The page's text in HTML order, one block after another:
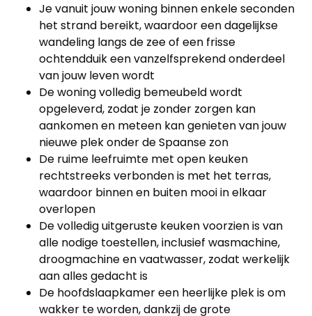
Je vanuit jouw woning binnen enkele seconden
het strand bereikt, waardoor een dagelijkse
wandeling langs de zee of een frisse
ochtendduik een vanzelfsprekend onderdeel
van jouw leven wordt
De woning volledig bemeubeld wordt
opgeleverd, zodat je zonder zorgen kan
aankomen en meteen kan genieten van jouw
nieuwe plek onder de Spaanse zon
De ruime leefruimte met open keuken
rechtstreeks verbonden is met het terras,
waardoor binnen en buiten mooi in elkaar
overlopen
De volledig uitgeruste keuken voorzien is van
alle nodige toestellen, inclusief wasmachine,
droogmachine en vaatwasser, zodat werkelijk
aan alles gedacht is
De hoofdslaapkamer een heerlijke plek is om
wakker te worden, dankzij de grote